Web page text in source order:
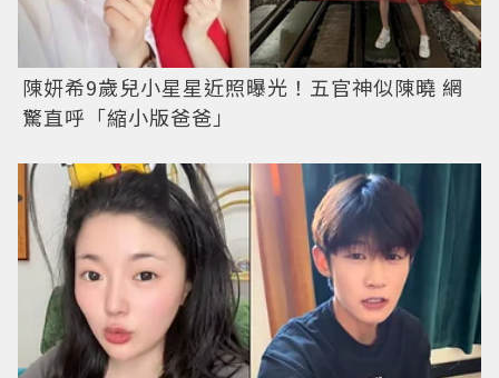
陳妍希9歲兒小星星近照曝光！五官神似陳曉 網
驚直呼「縮小版爸爸」